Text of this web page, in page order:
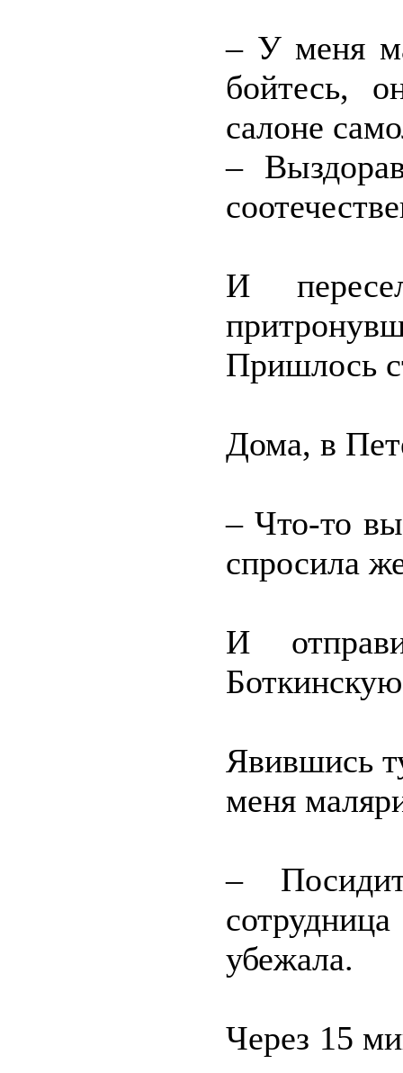
– У меня
бойтесь,
салоне
–
И
Пришлось
Дома, в
– Что-то
спросила
И
Явившись
меня
–
убежала.
Через 15